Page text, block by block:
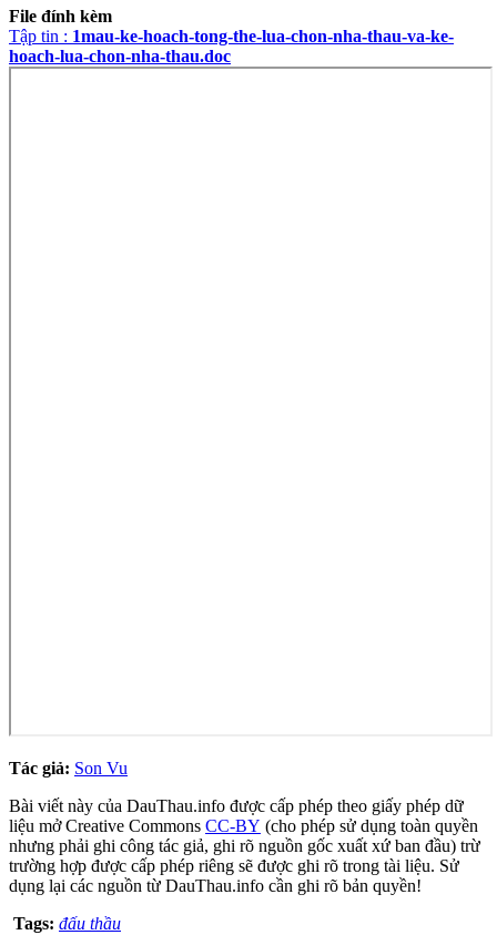
File đính kèm
Tập tin : 1mau-ke-hoach-tong-the-lua-chon-nha-thau-va-ke-
hoach-lua-chon-nha-thau.doc
Tác giả: Son Vu
Bài viết này của DauThau.info được cấp phép theo giấy phép dữ
liệu mở Creative Commons CC-BY (cho phép sử dụng toàn quyền
nhưng phải ghi công tác giả, ghi rõ nguồn gốc xuất xứ ban đầu) trừ
trường hợp được cấp phép riêng sẽ được ghi rõ trong tài liệu. Sử
dụng lại các nguồn từ DauThau.info cần ghi rõ bản quyền!
Tags: đấu thầu